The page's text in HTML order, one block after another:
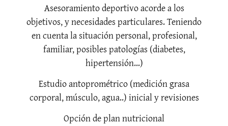
Asesoramiento deportivo acorde a los
objetivos, y necesidades particulares. Teniendo
en cuenta la situación personal, profesional,
familiar, posibles patologías (diabetes,
hipertensión…)
Estudio antoprométrico (medición grasa
corporal, músculo, agua..) inicial y revisiones
Opción de plan nutricional